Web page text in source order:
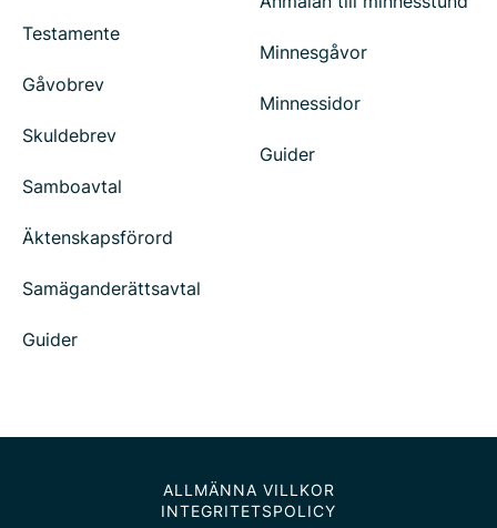
Testamente
Gåvobrev
Skuldebrev
Samboavtal
Äktenskapsförord
Samäganderättsavtal
Guider
Minnesgåvor
Minnessidor
Guider
ALLMÄNNA VILLKOR
INTEGRITETSPOLICY